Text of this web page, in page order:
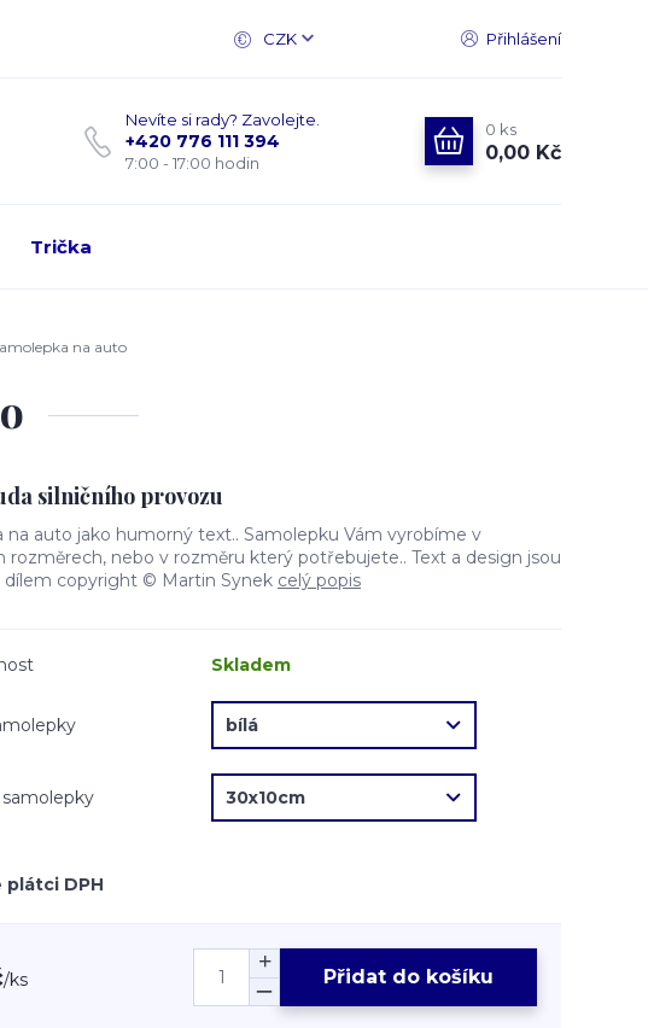
CZK Přihlášení
Nevíte si rady? Zavolejte.
+420 776 111 394
7:00 - 17:00 hodin
0 ks
0,00 Kč
Trička
na auto
silničního provozu
na auto jako humorný text.. Samolepku Vám vyrobíme v
rozměrech, nebo v rozměru který potřebujete.. Text a design jsou
dílem copyright © Martin Synek celý popis
Skladem
plátci DPH
/ks Přidat do košíku